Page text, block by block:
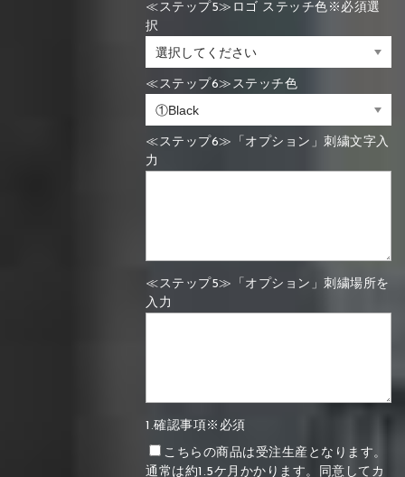
≪ステップ5≫ロゴ ステッチ色※必須選
択
≪ステップ6≫ステッチ色
≪ステップ6≫「オプション」刺繍文字入
力
≪ステップ5≫「オプション」刺繍場所を
入力
1.確認事項※必須
こちらの商品は受注生産となります。
通常は約1.5ケ月かかります。同意してカ